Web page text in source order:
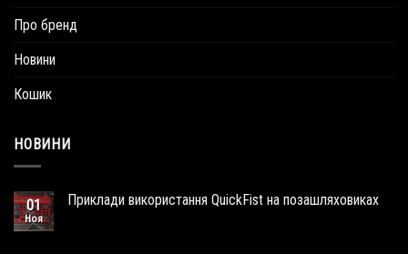
Про бренд
Новини
Кошик
НОВИНИ
01
Ноя
Приклади використання QuickFist на позашляховиках